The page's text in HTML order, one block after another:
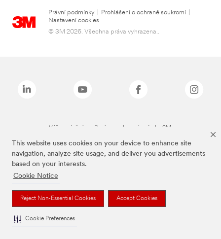
This website uses cookies on your device to enhance site
navigation, analyze site usage, and deliver you advertisements
based on your interests.
Cookie Notice
Reject Non-Essential Cookies Accept Cookies
Cookie Preferences
Právní podmínky Prohlášení o ochraně soukromí
Nastavení cookies
© 3M 2026. Všechna práva vyhrazena..
Výše zmíněné značky jsou ochranné známky 3M.